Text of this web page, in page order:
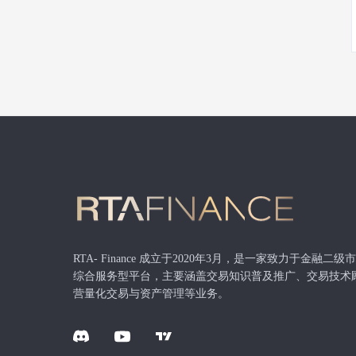
RTA- Finance 成立于2020年3月，是一家致力于金融二级
综合服务型平台，主要涵盖交易知识普及推广、交易技术
营量化交易与资产管理等业务。